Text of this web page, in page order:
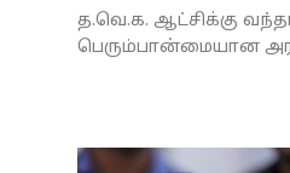
த.வெ.க. ஆட்சிக்கு
பெரும்பான்மையான